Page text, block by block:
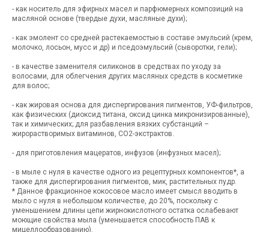
- как носитель для эфирных масел и парфюмерных композиций на
масляной основе (твердые духи, масляные духи);
- как эмолент со средней растекаемостью в составе эмульсий (крем,
молочко, лосьон, мусс и др) и пседоэмульсий (сыворотки, гели);
- в качестве заменителя силиконов в средствах по уходу за
волосами, для облегчения других масляных средств в косметике
для волос;
- как жировая основа для диспергирования пигментов, УФ-фильтров,
как физических (диоксид титана, оксид цинка микронизированные),
так и химических; для разбавления вязких субстанций –
жирорастворимых витаминов, СО2-экстрактов.
- для приготовления мацератов, инфузов (инфузных масел);
- в мыле с нуля в качестве одного из рецептурных компонентов*, а
также для диспергирования пигментов, мик, растительных пудр.
* Данное фракционное кокосовое масло имеет смысл вводить в
мыло с нуля в небольшом количестве, до 20%, поскольку с
уменьшением длины цепи жирнокислотного остатка ослабевают
моющие свойства мыла (уменьшается способность ПАВ к
мицеллообразованию).